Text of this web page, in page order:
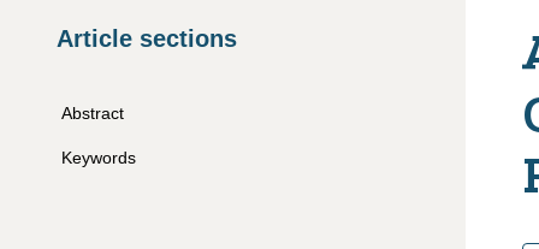
Article sections
Abstract
Keywords